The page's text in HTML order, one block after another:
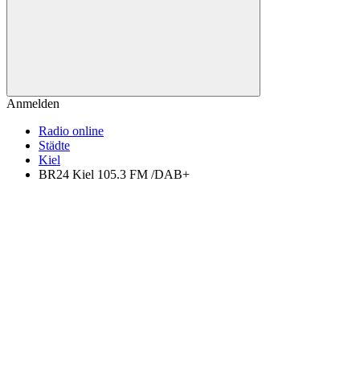
Anmelden
Radio online
Städte
Kiel
BR24 Kiel 105.3 FM /DAB+